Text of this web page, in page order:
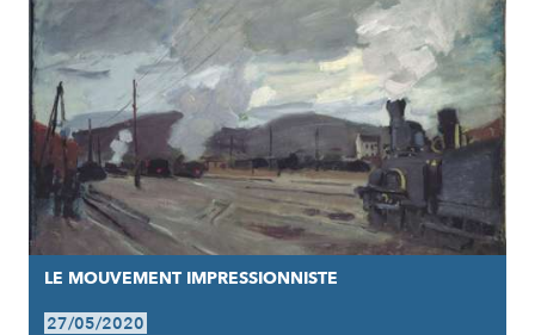
LE MOUVEMENT IMPRESSIONNISTE
27/05/2020